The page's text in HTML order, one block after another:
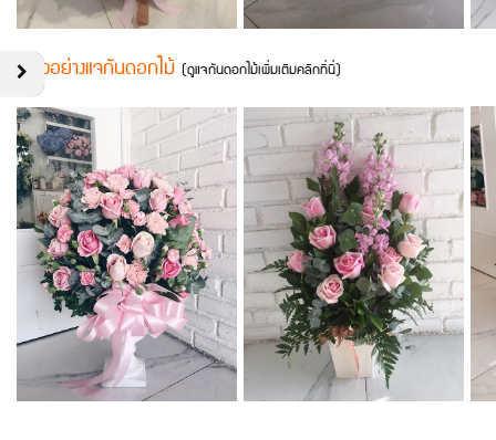
ตัวอย่างแจกันดอกไม้ (ดูแจกันดอกไม้เพิ่มเติมคลิกที่นี่)